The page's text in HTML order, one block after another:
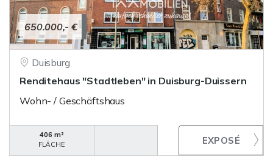
650.000,- €
Duisburg
Renditehaus "Stadtleben" in Duisburg-Duissern
Wohn- / Geschäftshaus
406 m²
FLÄCHE